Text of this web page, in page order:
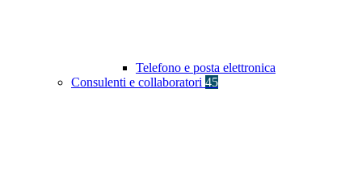
Telefono e posta elettronica
Consulenti e collaboratori 45